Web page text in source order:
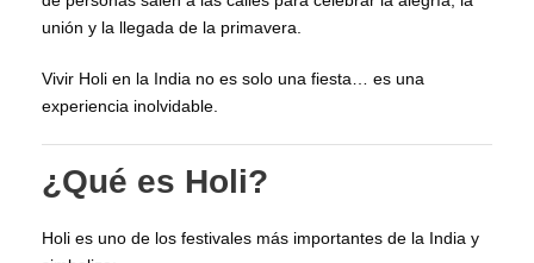
unión y la llegada de la primavera.
Vivir Holi en la India no es solo una fiesta… es una
experiencia inolvidable.
¿Qué es Holi?
Holi es uno de los festivales más importantes de la India y